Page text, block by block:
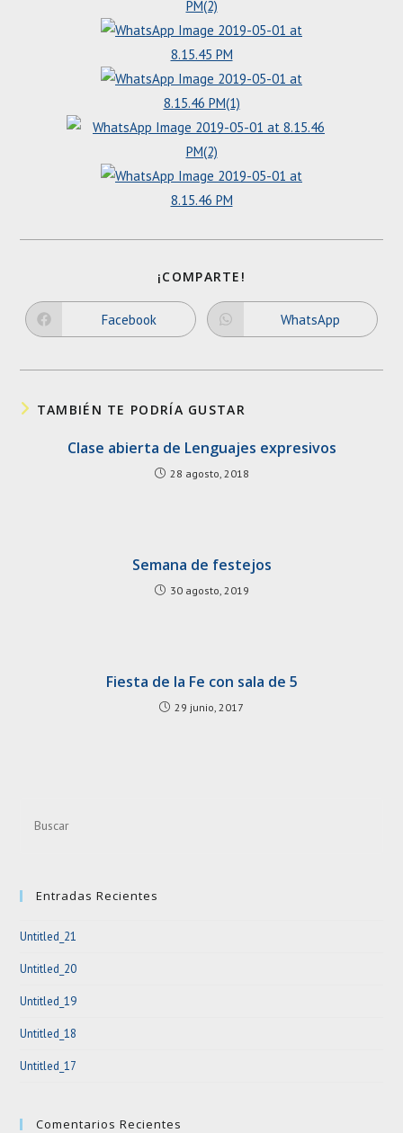
¡COMPARTE!
CONTENT
Opens
in
window
Facebook Opens
in
window
WhatsApp
TAMBIÉN TE PODRÍA GUSTAR
Clase abierta de Lenguajes expresivos
28 agosto, 2018
Semana de festejos
30 agosto, 2019
Fiesta de la Fe con sala de 5
29 junio, 2017
Entradas Recientes
Untitled_21
Untitled_20
Untitled_19
Untitled_18
Untitled_17
Comentarios Recientes